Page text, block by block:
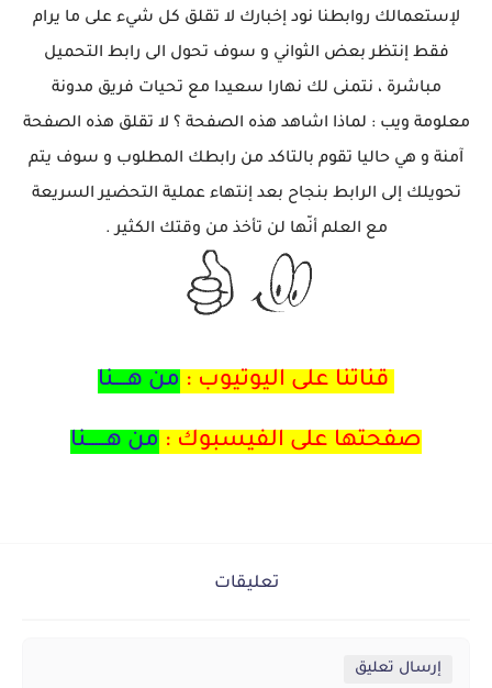
لإستعمالك روابطنا نود إخبارك لا تقلق كل شيء على ما يرام
فقط إنتظر بعض الثواني و سوف تحول الى رابط التحميل
مباشرة ، نتمنى لك نهارا سعيدا مع تحيات فريق مدونة
معلومة ويب : لماذا اشاهد هذه الصفحة ؟ لا تقلق هذه الصفحة
آمنة و هي حاليا تقوم بالتاكد من رابطك المطلوب و سوف يتم
تحويلك إلى الرابط بنجاح بعد إنتهاء عملية التحضير السريعة
مع العلم أنّها لن تأخذ من وقتك الكثير .
قناتنا على اليوتيوب : من هــــنا
صفحتها على الفيسبوك : من هــــــنا
تعليقات
إرسال تعليق